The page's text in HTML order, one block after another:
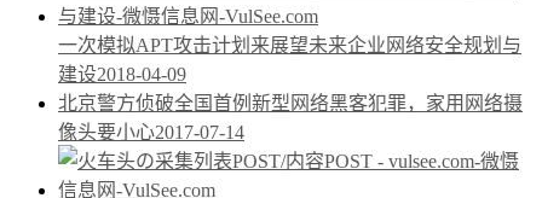
一次模拟APT攻击计划来展望未来企业网络安全规划与
建设2018-04-09
北京警方侦破全国首例新型网络黑客犯罪，家用网络摄
像头要小心2017-07-14